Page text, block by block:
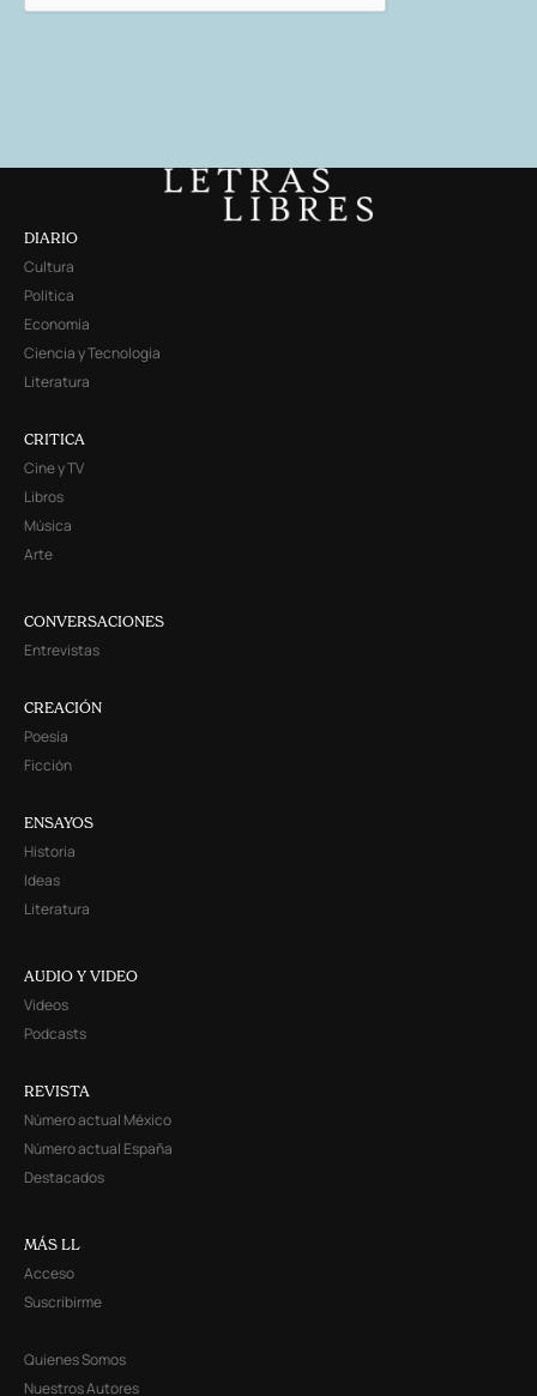
DIARIO
Cultura
Política
Economía
Ciencia y Tecnología
Literatura
CRITICA
Cine y TV
Libros
Música
Arte
CONVERSACIONES
Entrevistas
CREACIÓN
Poesía
Ficción
ENSAYOS
Historia
Ideas
Literatura
AUDIO Y VIDEO
Videos
Podcasts
REVISTA
Número actual México
Número actual España
Destacados
MÁS LL
Acceso
Suscribirme
Quienes Somos
Nuestros Autores